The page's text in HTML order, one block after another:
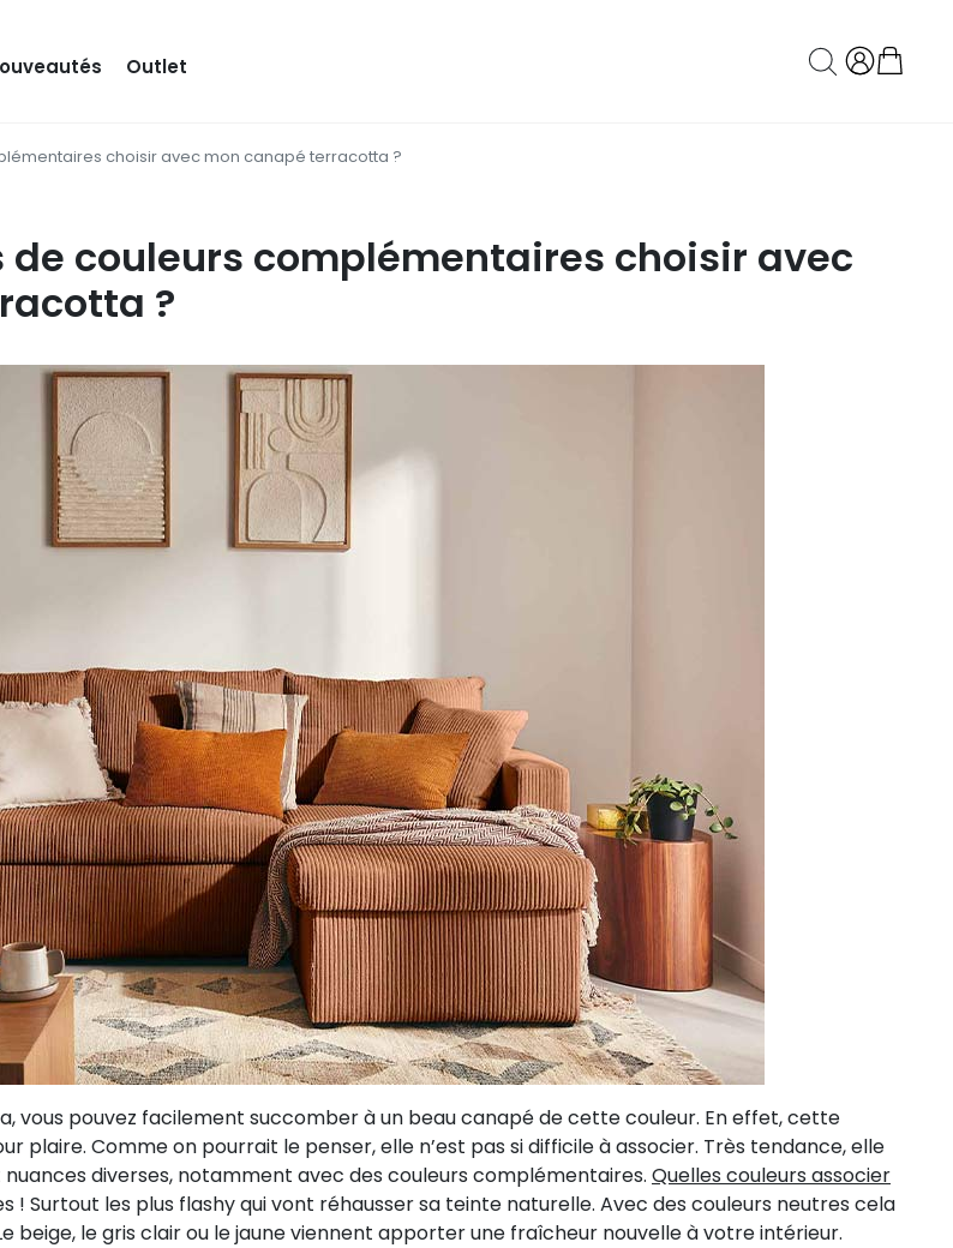
Outlet
choisir avec mon canapé terracotta ?
de couleurs complémentaires choisir avec
?
vous pouvez facilement succomber à un beau canapé de cette couleur. En effet, cette
plaire. Comme on pourrait le penser, elle n’est pas si difficile à associer. Très tendance, elle
nuances diverses, notamment avec des couleurs complémentaires. Quelles couleurs associer
! Surtout les plus flashy qui vont réhausser sa teinte naturelle. Avec des couleurs neutres cela
beige, le gris clair ou le jaune viennent apporter une fraîcheur nouvelle à votre intérieur.